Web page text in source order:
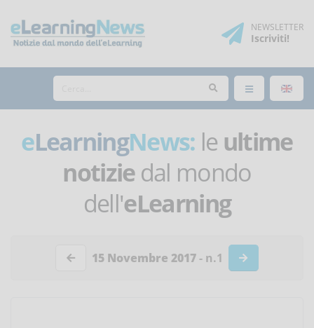
NEWSLETTER
Iscriviti!
eLearningNews: le ultime
notiziedal mondo
dell'eLearning
15 Novembre 2017- n.1